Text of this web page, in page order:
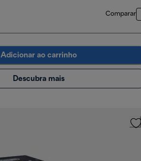
Comparar
Adicionar ao carrinho
Descubra mais